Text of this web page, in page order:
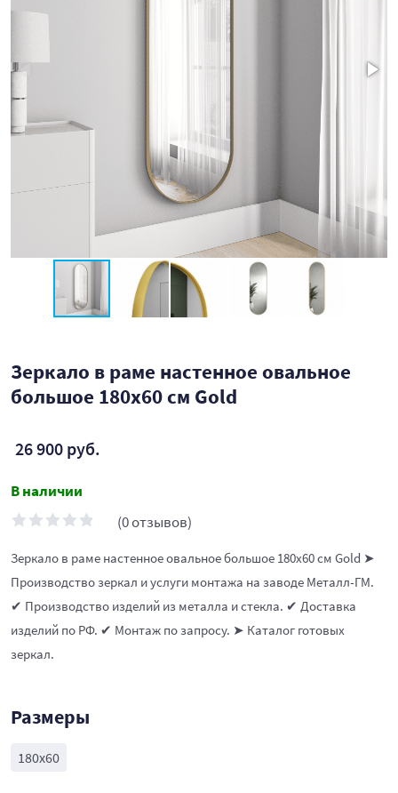
Зеркало в раме настенное овальное
большое 180х60 см Gold
26 900 руб.
В наличии
(0 отзывов)
Зеркало в раме настенное овальное большое 180х60 см Gold ➤
Производство зеркал и услуги монтажа на заводе Металл-ГМ.
✔ Производство изделий из металла и стекла. ✔ Доставка
изделий по РФ. ✔ Монтаж по запросу. ➤ Каталог готовых
зеркал.
Размеры
180х60